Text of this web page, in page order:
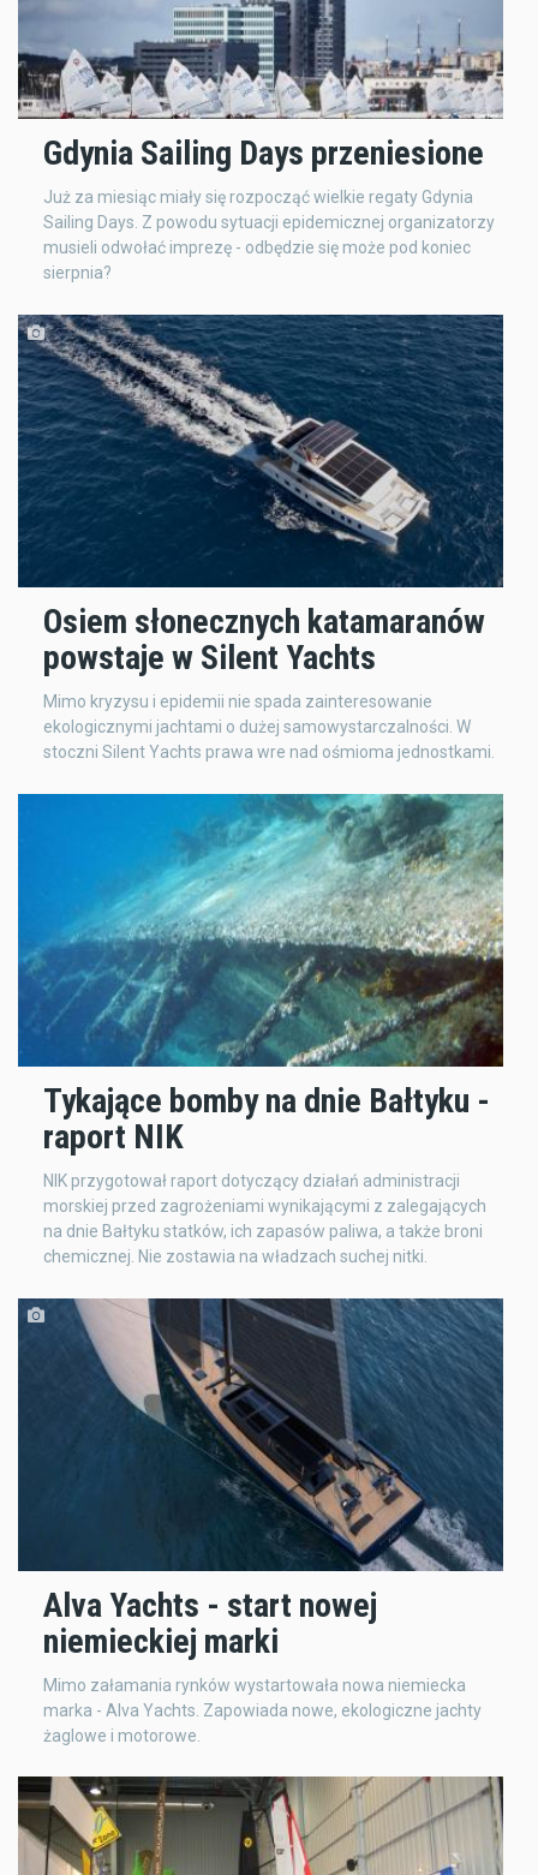
Gdynia Sailing Days przeniesione
Już za miesiąc miały się rozpocząć wielkie regaty Gdynia
Sailing Days. Z powodu sytuacji epidemicznej organizatorzy
musieli odwołać imprezę - odbędzie się może pod koniec
sierpnia?
Osiem słonecznych katamaranów
powstaje w Silent Yachts
Mimo kryzysu i epidemii nie spada zainteresowanie
ekologicznymi jachtami o dużej samowystarczalności. W
stoczni Silent Yachts prawa wre nad ośmioma jednostkami.
Tykające bomby na dnie Bałtyku -
raport NIK
NIK przygotował raport dotyczący działań administracji
morskiej przed zagrożeniami wynikającymi z zalegających
na dnie Bałtyku statków, ich zapasów paliwa, a także broni
chemicznej. Nie zostawia na władzach suchej nitki.
Alva Yachts - start nowej
niemieckiej marki
Mimo załamania rynków wystartowała nowa niemiecka
marka - Alva Yachts. Zapowiada nowe, ekologiczne jachty
żaglowe i motorowe.